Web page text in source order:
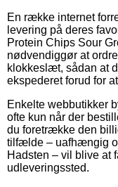
En række internet
levering på deres
Protein Chips Sour
nødvendiggør at
klokkeslæt, sådan at
ekspederet forud for
Enkelte webbutikker
ofte kun når der
du foretrække den
tilfælde – uafhængig
Hadsten – vil blive at
udleveringssted.